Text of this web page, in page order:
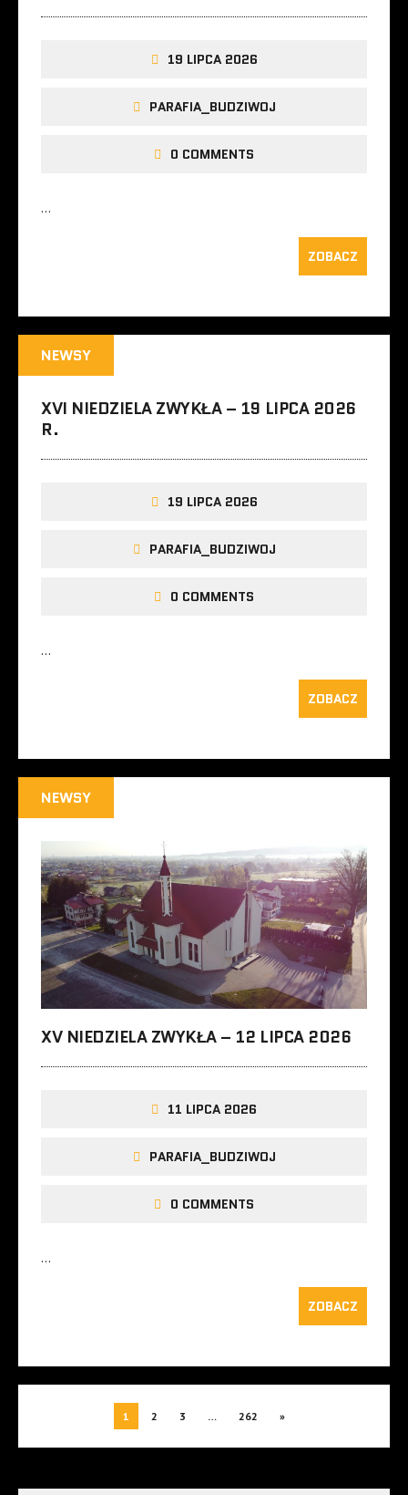
19 LIPCA 2026
PARAFIA_BUDZIWOJ
0 COMMENTS
…
ZOBACZ
NEWSY
XVI NIEDZIELA ZWYKŁA – 19 LIPCA 2026
R.
19 LIPCA 2026
PARAFIA_BUDZIWOJ
0 COMMENTS
…
ZOBACZ
NEWSY
XV NIEDZIELA ZWYKŁA – 12 LIPCA 2026
11 LIPCA 2026
PARAFIA_BUDZIWOJ
0 COMMENTS
…
ZOBACZ
1 2 3 … 262 »